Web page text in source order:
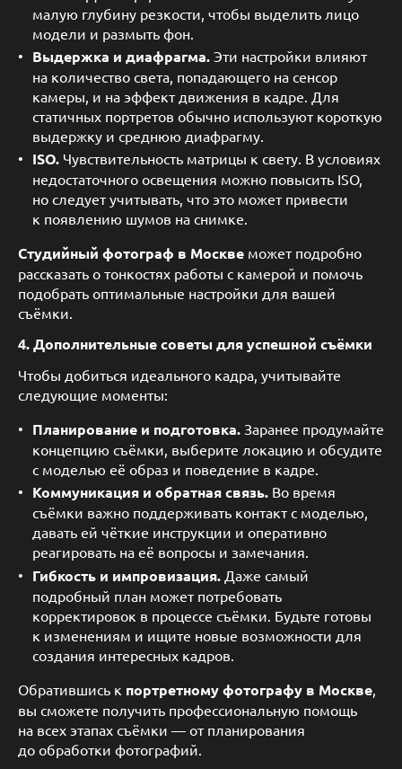
малую глубину резкости, чтобы выделить лицо
модели и размыть фон.
Выдержка и диафрагма. Эти настройки влияют
на количество света, попадающего на сенсор
камеры, и на эффект движения в кадре. Для
статичных портретов обычно используют короткую
выдержку и среднюю диафрагму.
ISO. Чувствительность матрицы к свету. В условиях
недостаточного освещения можно повысить ISO,
но следует учитывать, что это может привести
к появлению шумов на снимке.
Студийный фотограф в Москве может подробно
рассказать о тонкостях работы с камерой и помочь
подобрать оптимальные настройки для вашей
съёмки.
4. Дополнительные советы для успешной съёмки
Чтобы добиться идеального кадра, учитывайте
следующие моменты:
Планирование и подготовка. Заранее продумайте
концепцию съёмки, выберите локацию и обсудите
с моделью её образ и поведение в кадре.
Коммуникация и обратная связь. Во время
съёмки важно поддерживать контакт с моделью,
давать ей чёткие инструкции и оперативно
реагировать на её вопросы и замечания.
Гибкость и импровизация. Даже самый
подробный план может потребовать
корректировок в процессе съёмки. Будьте готовы
к изменениям и ищите новые возможности для
создания интересных кадров.
Обратившись к портретному фотографу в Москве
вы сможете получить профессиональную помощь
на всех этапах съёмки — от планирования
до обработки фотографий.